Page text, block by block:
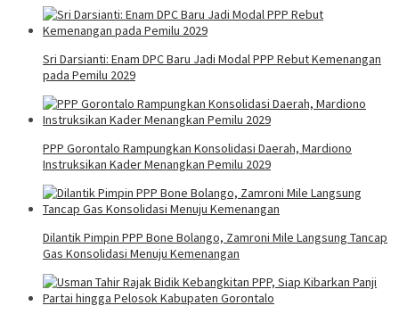
Sri Darsianti: Enam DPC Baru Jadi Modal PPP Rebut Kemenangan
pada Pemilu 2029
PPP Gorontalo Rampungkan Konsolidasi Daerah, Mardiono
Instruksikan Kader Menangkan Pemilu 2029
Dilantik Pimpin PPP Bone Bolango, Zamroni Mile Langsung Tancap
Gas Konsolidasi Menuju Kemenangan